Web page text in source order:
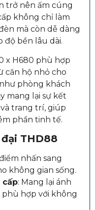
trở nên ấm cúng
không chỉ làm
mà còn dễ dàng
độ bền lâu dài.
x H680 phù hợp
căn hộ nhỏ cho
phòng khách
mang lại sự kết
trang trí, giúp
phần tinh tế.
THD88
nhấn sang
không gian sống.
cấp: Mang lại ánh
phù hợp với không